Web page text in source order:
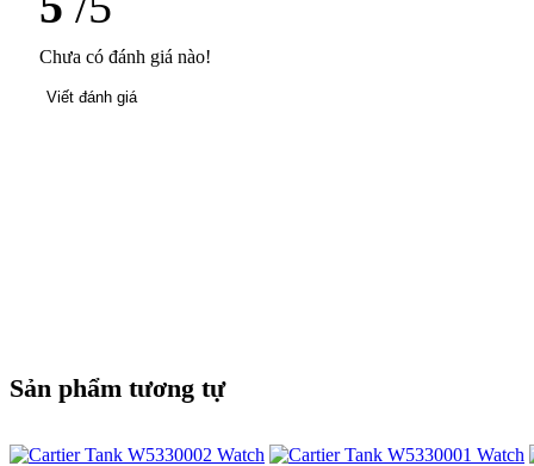
Chưa có đánh giá nào!
Viết đánh giá
Sản phẩm tương tự